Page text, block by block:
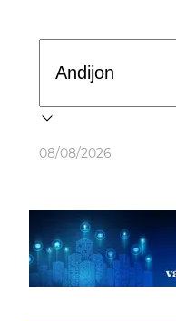
08/08/2026